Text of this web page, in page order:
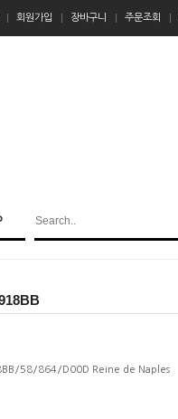
회원가입 장바구니 주문조회
58/864/D00D Reine de Naples